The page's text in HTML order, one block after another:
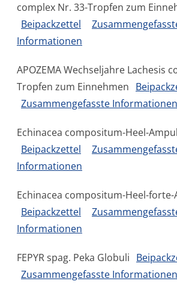
complex Nr. 33-Tropfen zum
Beipackzettel
Informationen
APOZEMA Wechseljahre Lachesis
Tropfen zum Einnehmen
Zusammengefasste Informationen
Echinacea compositum-Heel-
Beipackzettel
Informationen
Echinacea compositum-Heel-
Beipackzettel
Informationen
FEPYR spag. Peka Globuli
Zusammengefasste Informationen